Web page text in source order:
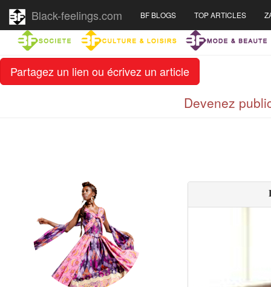
Partagez un lien ou écrivez un article
Black-feelings.com BF BLOGS TOP ARTICLES
Devenez